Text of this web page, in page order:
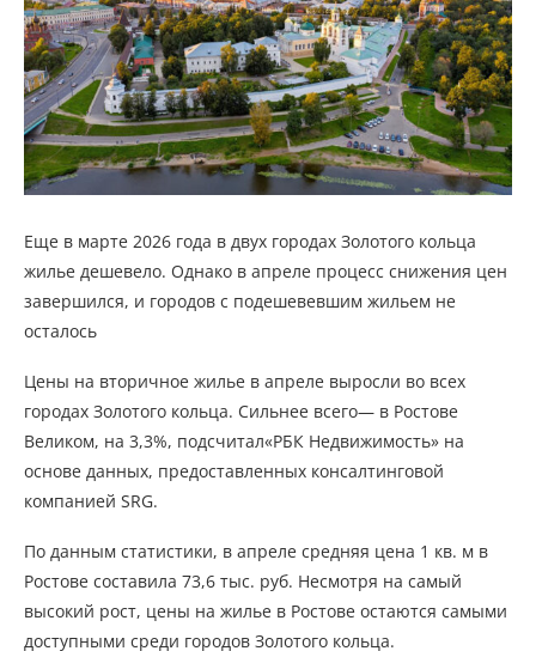
Еще в марте 2026 года в двух городах Золотого кольца
жилье дешевело. Однако в апреле процесс снижения цен
завершился, и городов с подешевевшим жильем не
осталось
Цены на вторичное жилье в апреле выросли во всех
городах Золотого кольца. Сильнее всего— в Ростове
Великом, на 3,3%, подсчитал«РБК Недвижимость» на
основе данных, предоставленных консалтинговой
компанией SRG.
По данным статистики, в апреле средняя цена 1 кв. м в
Ростове составила 73,6 тыс. руб. Несмотря на самый
высокий рост, цены на жилье в Ростове остаются самыми
доступными среди городов Золотого кольца.